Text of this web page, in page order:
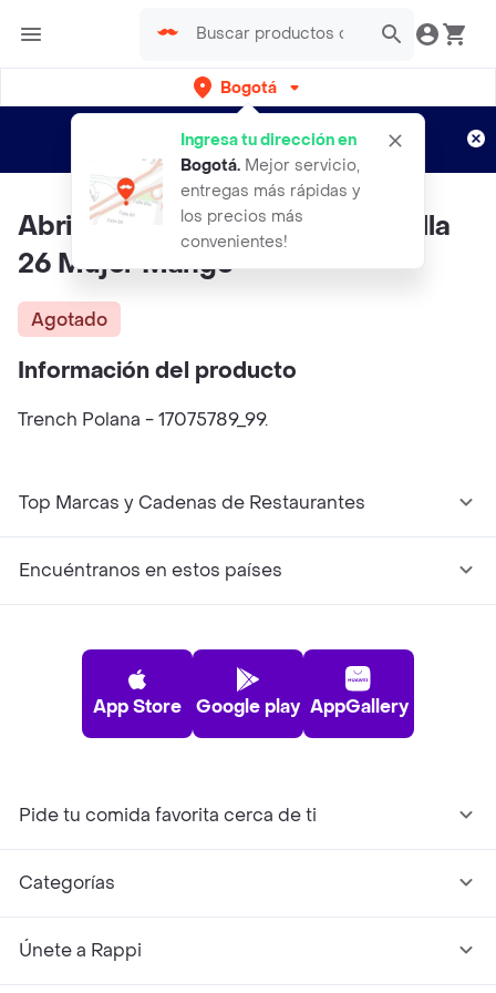
Bogotá
Ingresa tu dirección en
Bogotá. Mejor servicio,
entregas más rápidas y
los precios más
convenientes!
envíos gratis por semanas
Aplican TyC
Abrigo Trench Polana Negro Talla
26 Mujer Mango
Agotado
Información del producto
Trench Polana - 17075789_99.
Top Marcas y Cadenas de Restaurantes
Encuéntranos en estos países
App Store Google play AppGallery
Pide tu comida favorita cerca de ti
Categorías
Únete a Rappi